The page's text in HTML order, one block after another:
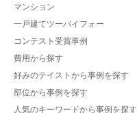
マンション
一戸建てツーバイフォー
コンテスト受賞事例
費用から探す
好みのテイストから事例を探す
部位から事例を探す
人気のキーワードから事例を探す